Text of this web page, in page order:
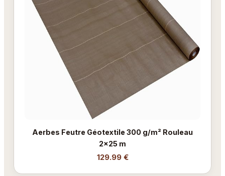
Aerbes Feutre Géotextile 300 g/m² Rouleau
2x25 m
129.99 €